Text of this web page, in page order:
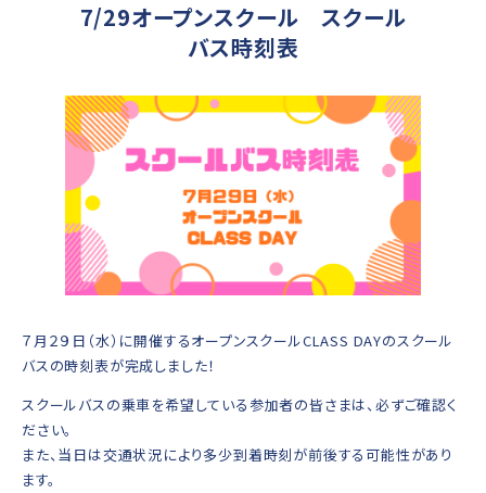
7/29オープンスクール スクール
バス時刻表
７月２９日（水）に開催するオープンスクールCLASS DAYのスクール
バスの時刻表が完成しました！
スクールバスの乗車を希望している参加者の皆さまは、必ずご確認く
ださい。
また、当日は交通状況により多少到着時刻が前後する可能性があり
ます。